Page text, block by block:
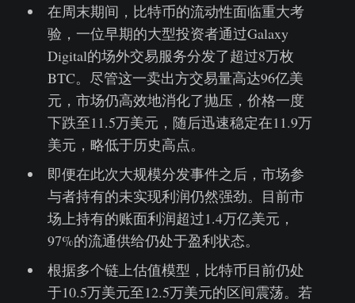
在周末期间，比特币的流动性面临重大考
验，一位早期的大型投资者通过Galaxy
Digital的场外交易服务分发了超过8万枚
BTC。尽管这一卖出方交易量高达96亿美
元，市场仍高效地消化了抛压，价格一度
下跌至11.5万美元，随后迅速稳定在11.9万
美元，略低于历史高点。
即便在此次大规模分发事件之后，市场参
与者持有的未实现利润仍然强劲。目前市
场上持有的账面利润超过1.4万亿美元，
97%的流通供给仍处于盈利状态。
根据多个链上估值模型，比特币目前仍处
于10.5万美元至12.5万美元的区间震荡。若